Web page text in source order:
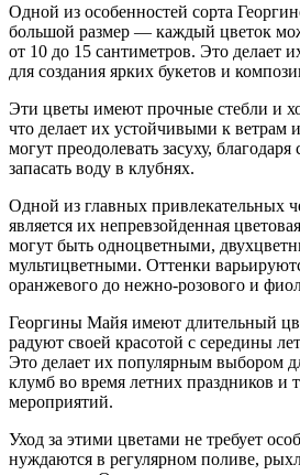
Одной из особенностей сорта
большой размер — каждый цветок
от 10 до 15 сантиметров. Это делает
для создания ярких букетов и
Эти цветы имеют прочные стебли и
что делает их устойчивыми к
могут преодолевать засуху,
запасать воду в клубнях.
Одной из главных привлекательных
является их непревзойденная
могут быть одноцветными,
мультицветными. Оттенки
оранжевого до нежно-розового и
Георгины Майя имеют длительный
радуют своей красотой с середины
Это делает их популярным выбором
клумб во время летних праздников и
мероприятий.
Уход за этими цветами не требует
нуждаются в регулярном поливе,